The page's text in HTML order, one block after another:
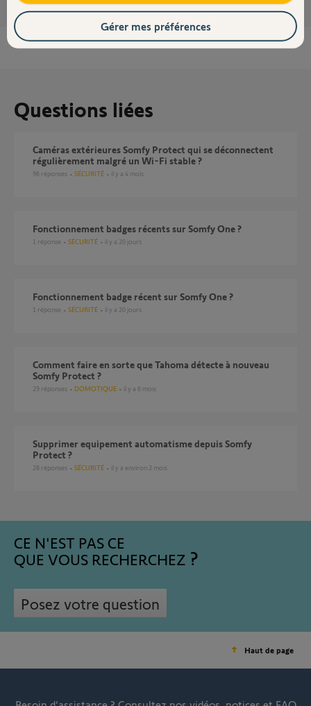
Questions liées
Caméras extérieures Somfy Protect qui se déconnectent
régulièrement malgré un Wi-Fi stable ?
96 réponses SÉCURITÉ il y a 4 mois
Fonctionnement badges récents sur Somfy One ?
1 réponse SÉCURITÉ il y a 20 jours
Fonctionnement badge récent sur Somfy One ?
1 réponse SÉCURITÉ il y a 20 jours
Comment faire en sorte que Tahoma détecte à nouveau
Somfy Protect ?
29 réponses DOMOTIQUE il y a 6 mois
Supprimer equipement automatisme depuis Somfy
Protect ?
28 réponses SÉCURITÉ il y a environ 2 mois
CE N'EST PAS CE
QUE VOUS RECHERCHEZ
Posez votre question
Haut de page
Gérer mes préférences